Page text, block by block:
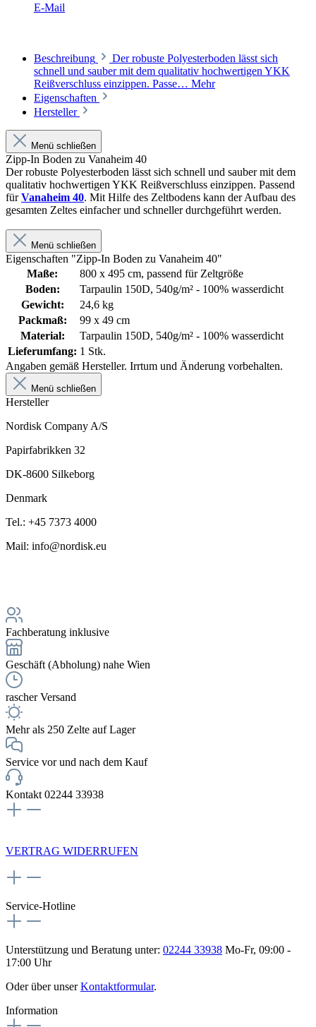
E-Mail
Beschreibung
Der robuste Polyesterboden lässt sich
schnell und sauber mit dem qualitativ hochwertigen YKK
Reißverschluss einzippen. Passe… Mehr
Eigenschaften
Hersteller
Menü schließen
Zipp-In Boden zu Vanaheim 40
Der robuste Polyesterboden lässt sich schnell und sauber mit dem
qualitativ hochwertigen YKK Reißverschluss einzippen. Passend
fürVanaheim 40. Mit Hilfe des Zeltbodens kann der Aufbau des
gesamten Zeltes einfacher und schneller durchgeführt werden.
Menü schließen
Eigenschaften "Zipp-In Boden zu Vanaheim 40"
Maße:
800 x 495 cm, passend für Zeltgröße
Boden:
Tarpaulin 150D, 540g/m² - 100% wasserdicht
Gewicht:
24,6 kg
Packmaß:
99 x 49 cm
Material:
Tarpaulin 150D, 540g/m² - 100% wasserdicht
Lieferumfang: 1 Stk.
Angaben gemäß Hersteller. Irrtum und Änderung vorbehalten.
Menü schließen
Hersteller
Nordisk Company A/S
Papirfabrikken 32
DK-8600 Silkeborg
Denmark
Tel.: +45 7373 4000
Mail: info@nordisk.eu
Fachberatung inklusive
Geschäft (Abholung) nahe Wien
rascher Versand
Mehr als 250 Zelte auf Lager
Service vor und nach dem Kauf
Kontakt 02244 33938
VERTRAG WIDERRUFEN
Service-Hotline
Unterstützung und Beratung unter: 02244 33938 Mo-Fr, 09:00 -
17:00 Uhr
Oder über unserKontaktformular.
Information